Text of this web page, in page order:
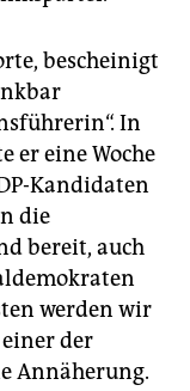
bescheinigt
In
er eine Woche
Kandidaten
die
bereit, auch
werden wir
der
Annäherung.